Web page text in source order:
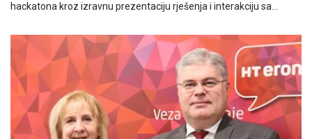
hackatona kroz izravnu prezentaciju rješenja i interakciju sa